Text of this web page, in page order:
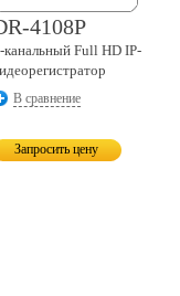
4108P
канальный Full HD IP-
В сравнение
Запросить цену